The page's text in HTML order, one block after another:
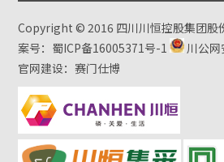
Copyright © 2016 四川川恒控股集团股
案号：蜀ICP备16005371号-1
川公
官网建设：赛门仕博